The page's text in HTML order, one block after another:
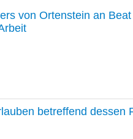
von Ortenstein an
betreffend dessen